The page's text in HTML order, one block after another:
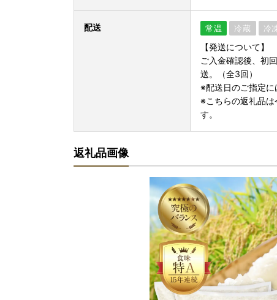
配送 常温 冷蔵 冷
【発送について】
ご入金確認後、初
送。（全3回）
※配送日のご指定
※こちらの返礼品
す。
返礼品画像